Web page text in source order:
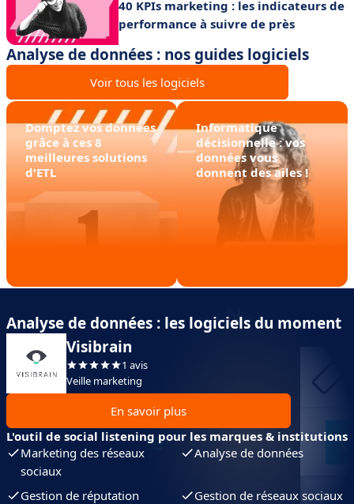
40 KPIs marketing : les indicateurs de
performance à suivre de près
Analyse de données : nos guides logiciels
Voir tous les logiciels
Domptez vos données
grâce à ces 8
meilleures solutions
d'ETL
Informatique
décisionnelle : vos
données vous
donnent des ailes !
Analyse de données : les logiciels du moment
Visibrain
1 avis
Veille marketing
En savoir plus
L'outil de social listening pour les marques & institutions
Marketing des réseaux
sociaux
Analyse de données
Gestion de réputation
Gestion de réseaux sociaux